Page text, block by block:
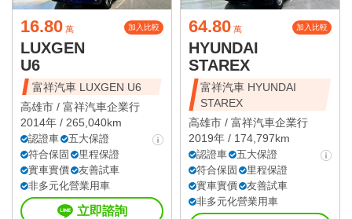
16.80 萬 加入比較
LUXGEN
U6
富祥汽車 LUXGEN U6
高雄市 / 富祥汽車企業行
2014年 / 265,040km
認證車
五大保證
符合保固
里程保證
實車實價
友善試車
非多元化營業用車
立即諮詢
64.80 萬 加入比較
HYUNDAI
STAREX
富祥汽車 HYUNDAI
STAREX
高雄市 / 富祥汽車企業行
2019年 / 174,797km
認證車
五大保證
符合保固
里程保證
實車實價
友善試車
非多元化營業用車